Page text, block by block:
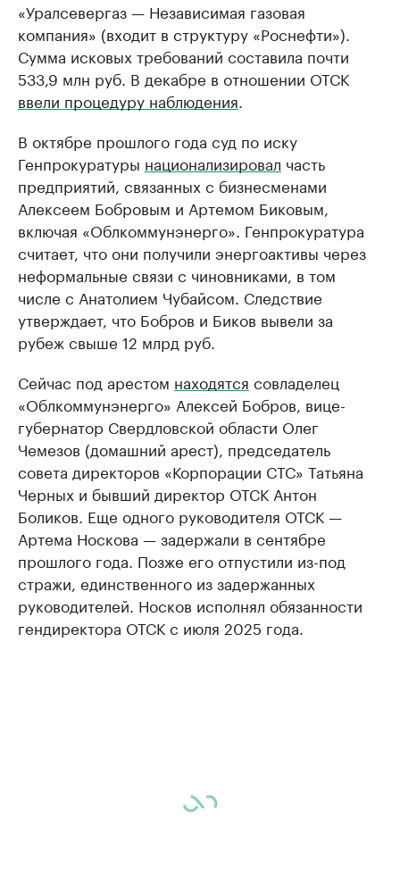
«Уралсевергаз — Независимая газовая
компания» (входит в структуру «Роснефти»).
Сумма исковых требований составила почти
533,9 млн руб. В декабре в отношении ОТСК
ввели процедуру наблюдения
В октябре прошлого года суд по иску
Генпрокуратуры национализировал часть
предприятий, связанных с бизнесменами
Алексеем Бобровым и Артемом Биковым,
включая «Облкоммунэнерго». Генпрокуратура
считает, что они получили энергоактивы через
неформальные связи с чиновниками, в том
числе с Анатолием Чубайсом. Следствие
утверждает, что Бобров и Биков вывели за
рубеж свыше 12 млрд руб.
Сейчас под арестом находятся совладелец
«Облкоммунэнерго» Алексей Бобров, вице-
губернатор Свердловской области Олег
Чемезов (домашний арест), председатель
совета директоров «Корпорации СТС» Татьяна
Черных и бывший директор ОТСК Антон
Боликов. Еще одного руководителя ОТСК —
Артема Носкова — задержали в сентябре
прошлого года. Позже его отпустили из-под
стражи, единственного из задержанных
руководителей. Носков исполнял обязанности
гендиректора ОТСК с июля 2025 года.